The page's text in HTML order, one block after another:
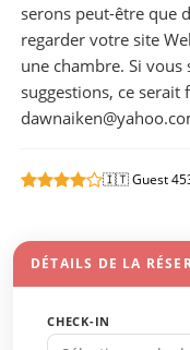
serons peut-être que
regarder votre site
une chambre. Si
suggestions, ce
🇮🇹 Guest
DÉTAILS DE LA
CHECK-IN